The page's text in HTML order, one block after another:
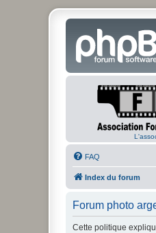
FAQ
Index du forum
Forum photo
Cette politique